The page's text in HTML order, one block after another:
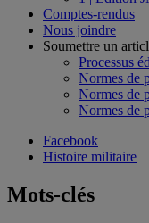
Comptes-rendus
Nous joindre
Soumettre un
Processus
Normes de
Normes de
Normes de
Facebook
Histoire militaire
Mots-clés